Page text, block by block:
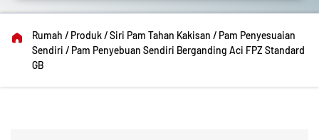
Rumah / Produk/Siri Pam Tahan Kakisan / Pam Penyesuaian
Sendiri / Pam Penyebuan Sendiri Berganding Aci FPZ Standard
GB